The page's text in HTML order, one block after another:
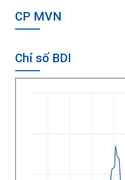
CP MVN
Chỉ số BDI